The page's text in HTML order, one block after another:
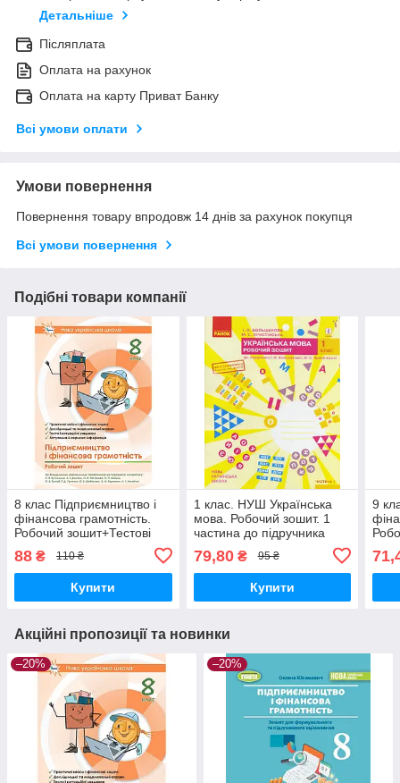
Детальніше
Післяплата
Оплата на рахунок
Оплата на карту Приват Банку
Всі умови оплати
Умови повернення
Повернення товару впродовж 14 днів за рахунок покупця
Всі умови повернення
Подібні товари компанії
8 клас Підприємництво і
фінансова грамотність.
Робочий зошит+Тестові
завдання НУШ. Кузнєцова
А. Оріон
88 ₴ 110 ₴
Купити
1 клас. НУШ Українська
мова. Робочий зошит. 1
частина до підручника
Пристінська М.С.) Ранок
79,80₴ 95 ₴
Купити
9
С.
Акційні пропозиції та новинки
–20% –20%